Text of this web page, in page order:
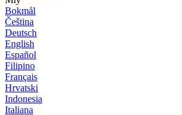
Bokmål
Čeština
Deutsch
English
Español
Filipino
Français
Hrvatski
Indonesia
Italiana